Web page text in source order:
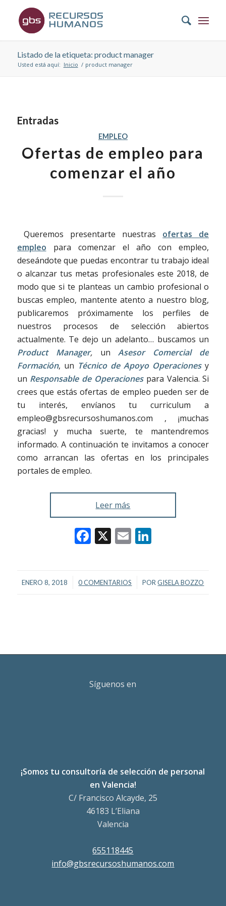
Listado de la etiqueta: product manager
Usted está aquí: Inicio / product manager
Entradas
EMPLEO
Ofertas de empleo para
comenzar el año
Queremos presentarte nuestras ofertas de
empleo para comenzar el año con empleo,
deseándote que puedas encontrar tu trabajo ideal
o alcanzar tus metas profesionales este 2018, de
modo que si te planteas un cambio profesional o
buscas empleo, mantente atento a nuestro blog,
publicaremos próximamente los perfiles de
nuestros procesos de selección abiertos
actualmente. Te dejo un adelanto… buscamos un
Product Manager,unAsesor Comercial de
Formación, un Técnico de Apoyo Operacionesy
un Responsable de Operaciones para Valencia. Si
crees que estás ofertas de empleo pueden ser de
tu interés, envíanos tu curriculum a
empleo@gbsrecursoshumanos.com , ¡muchas
gracias! y mucha suerte, te mantendremos
informado. A continuación te invitamos a conocer
como arrancan las ofertas en los principales
portales de empleo.
Leer más
Facebook
X EmailLinkedIn
ENERO 8, 2018
/ 0 COMENTARIOS
/ PORGISELA BOZZO
Síguenos en
¡Somos tu consultoría de selección de personal
en Valencia!
C/ Francisco Alcayde, 25
46183 L’Eliana
Valencia
655118445
info@gbsrecursoshumanos.com